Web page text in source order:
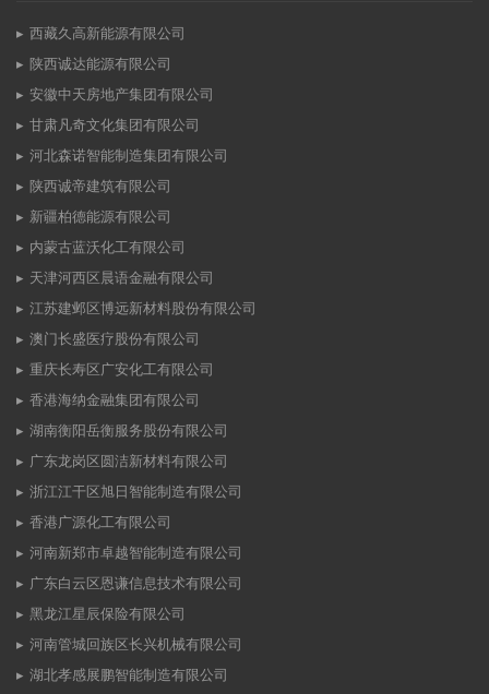
西藏久高新能源有限公司
陕西诚达能源有限公司
安徽中天房地产集团有限公司
甘肃凡奇文化集团有限公司
河北森诺智能制造集团有限公司
陕西诚帝建筑有限公司
新疆柏德能源有限公司
内蒙古蓝沃化工有限公司
天津河西区晨语金融有限公司
江苏建邺区博远新材料股份有限公司
澳门长盛医疗股份有限公司
重庆长寿区广安化工有限公司
香港海纳金融集团有限公司
湖南衡阳岳衡服务股份有限公司
广东龙岗区圆洁新材料有限公司
浙江江干区旭日智能制造有限公司
香港广源化工有限公司
河南新郑市卓越智能制造有限公司
广东白云区恩谦信息技术有限公司
黑龙江星辰保险有限公司
河南管城回族区长兴机械有限公司
湖北孝感展鹏智能制造有限公司